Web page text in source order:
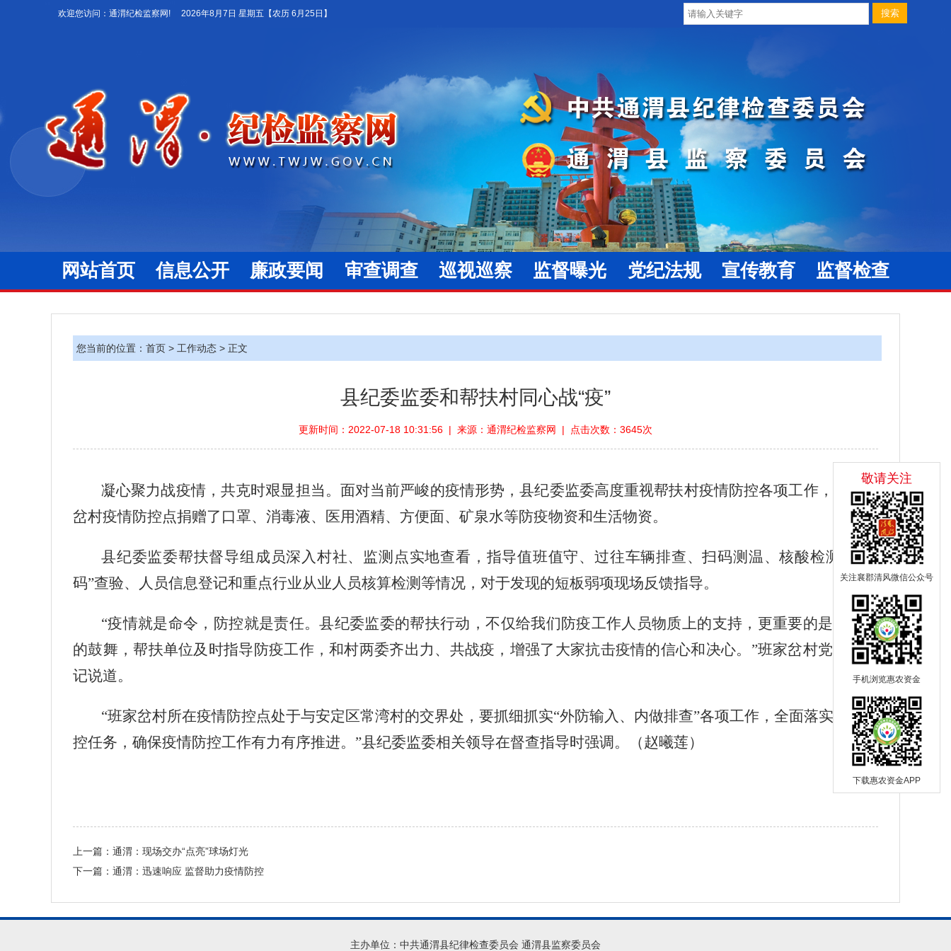
欢迎您访问：通渭纪检监察网! 2026年8月7日 星期五 【农历 6月25日】
网站首页 信息公开 廉政要闻 审查调查 巡视巡察 监督曝光 党纪法规 宣传教育 监督检查
您当前的位置： 首页 > 工作动态 > 正文
县纪委监委和帮扶村同心战“疫”
更新时间：2022-07-18 10:31:56 | 来源：通渭纪检监察网 | 点击次数：3645次
凝心聚力战疫情，共克时艰显担当。面对当前严峻的疫情形势，县纪委监委高度重视帮扶村疫情防控各项工作，
为班家
岔村疫情防控点捐赠了口罩、消毒液、医用酒精、方便面、矿泉水等防疫物资和生活物资。
县纪委监委帮扶督导组成员深入村社、监测点实地查看，指导值班值守、过往车辆排查、扫码测温、核酸检测、“两
码”查验、人员信息登记和重点行业从业人员核算检测等情况，对于发现的短板弱项现场反馈指导。
“疫情就是命令，防控就是责任。县纪委监委的帮扶行动 ，不仅给我们防疫工作人员物质上的支持，更重要的是精神上
的鼓舞，帮扶单位及时指导防疫工作，和村两委齐出力、共战疫，增强了大家抗击疫情的信心和决心。 ”班家岔村党支部书
记说道。
“班家岔村所在疫情防控点处于与安定区常湾村的交界处，要抓细抓实“外防输入、内做排查”各项工作，全面落实各项防
控任务，确保疫情防控工作有力有序推进。 ”县纪委监委相关领导在督查指导时强调。 （赵曦莲）
上一篇： 通渭：现场交办“点亮”球场灯光
下一篇： 通渭：迅速响应 监督助力疫情防控
主办单位：中共通渭县纪律检查委员会 通渭县监察委员会
敬请关注
关注襄郡清风微信公众号
手机浏览惠农资金
下载惠农资金APP